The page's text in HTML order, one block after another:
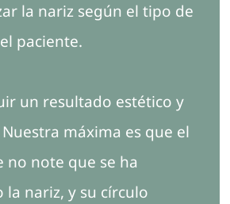
la nariz según el tipo de
paciente.
un resultado estético y
máxima es que el
no note que se ha
la nariz, y su círculo